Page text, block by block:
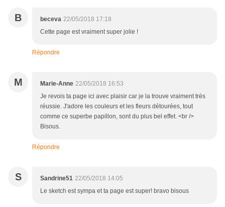
B beceva 22/05/2018 17:18
Cette page est vraiment super jolie !
Répondre
M Marie-Anne 22/05/2018 16:53
Je revois ta page ici avec plaisir car je la trouve vraiment très
réussie. J'adore les couleurs et les fleurs détourées, tout
comme ce superbe papillon, sont du plus bel effet. <br />
Bisous.
Répondre
S Sandrine51 22/05/2018 14:05
Le sketch est sympa et ta page est super! bravo bisous